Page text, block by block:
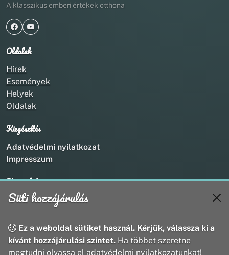
A klasszikus emberi értékek otthona
Oldalak
Hírek
Események
Helyek
Oldalak
Kiegészítés
Adatvédelmi nyilatkozat
Impresszum
Kapcsolat
+36 20 211 1888
webmaster@utirany.hu
8419 Csesznek, Vasút u.18.
Süti hozzájárulás
Ez a weboldal sütiket használ. Kérjük, válassza ki a
kívánt hozzájárulási szintet. Ha többet szeretne
megtudni olvassa el adatvédelmi nyilatkozatunkat!